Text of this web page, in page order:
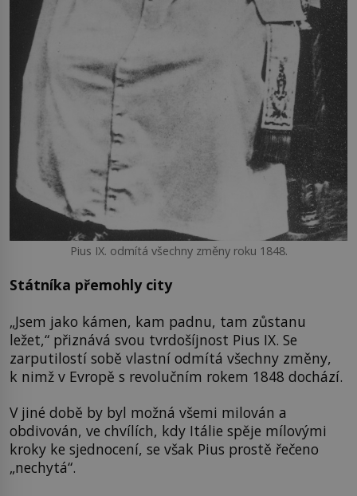
Pius IX. odmítá všechny změny roku 1848.
Státníka přemohly city
„Jsem jako kámen, kam padnu, tam zůstanu
ležet,“ přiznává svou tvrdošíjnost Pius IX. Se
zarputilostí sobě vlastní odmítá všechny změny,
k nimž v Evropě s revolučním rokem 1848 dochází.
V jiné době by byl možná všemi milován a
obdivován, ve chvílích, kdy Itálie spěje mílovými
kroky ke sjednocení, se však Pius prostě řečeno
„nechytá“.